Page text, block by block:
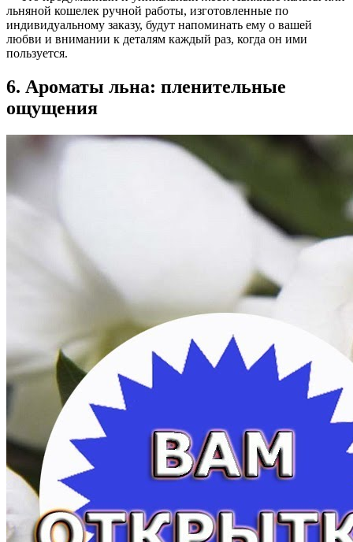
льняной кошелек ручной работы, изготовленные по
индивидуальному заказу, будут напоминать ему о вашей
любви и внимании к деталям каждый раз, когда он ими
пользуется.
6. Ароматы льна: пленительные
ощущения